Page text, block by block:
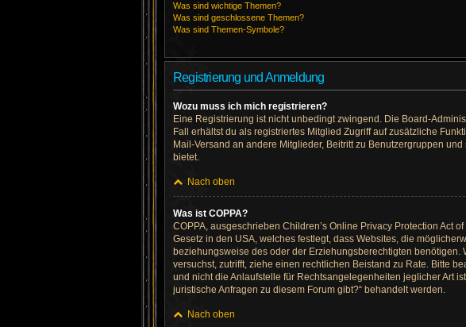
Was sind wichtige Themen?
Was sind geschlossene Themen?
Was sind Themen-Symbole?
Registrierung und Anmeldung
Wozu muss ich mich registrieren?
Eine Registrierung ist nicht unbedingt zwingend. Die Board-
Fall erhältst du als registriertes Mitglied Zugriff auf zusätzliche
Mail-Versand an andere Mitglieder, Beitritt zu Benutzergruppen
bietet.
Nach oben
Was ist COPPA?
COPPA, ausgeschrieben Children’s Online Privacy Protection Act
Gesetz in den USA, welches festlegt, dass Websites, die
beziehungsweise des oder der Erziehungsberechtigten
versuchst, zutrifft, ziehe einen rechtlichen Beistand zu Rate. Bitte
und nicht die Anlaufstelle für Rechtsangelegenheiten jeglicher Art
juristische Anfragen zu diesem Forum gibt?“ behandelt werden.
Nach oben